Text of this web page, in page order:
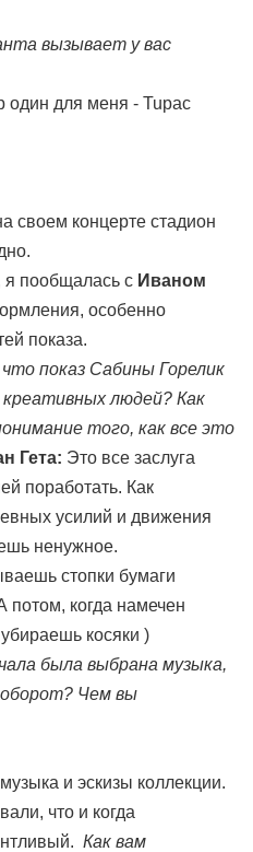
вызывает у вас
один для меня - Tupac
своем концерте стадион
пообщалась с Иваном
особенно
показа.
показ Сабины Горелик
людей? Как
того, как все это
Гета: Это все заслуга
поработать. Как
усилий и движения
ненужное.
стопки бумаги
потом, когда намечен
косяки )
была выбрана музыка,
Чем вы
и эскизы коллекции.
что и когда
Как вам